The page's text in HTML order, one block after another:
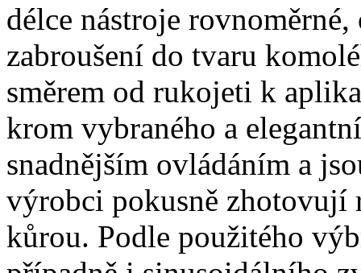
délce nástroje
zabroušení do tvaru
směrem od rukojeti k
krom vybraného a
snadnějším ovládáním a
výrobci pokusně zhotovují
kůrou. Podle použitého